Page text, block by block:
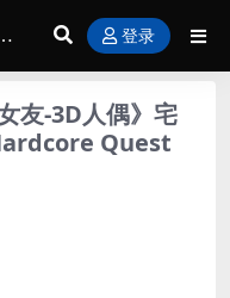
登录
友-3D人偶》宅
Quest